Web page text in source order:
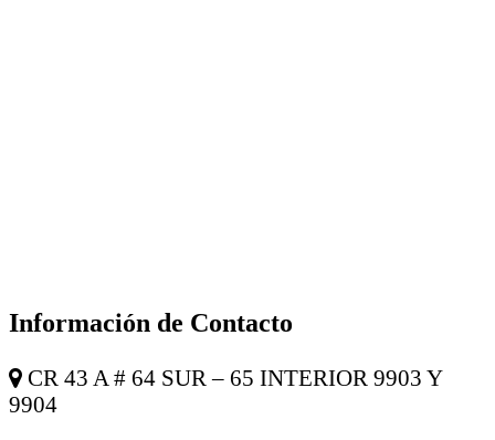
Información de Contacto
CR 43 A # 64 SUR – 65 INTERIOR 9903 Y
9904